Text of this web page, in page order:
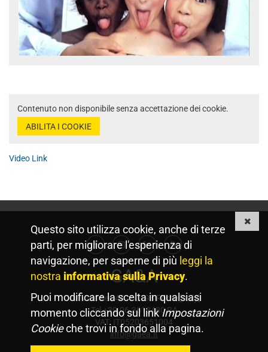
Contenuto non disponibile senza accettazione dei cookie.
ABILITA I COOKIE
Video Link
FacebookInstagramLinkedinYoutube
GA&A
Via Valadier, 44 - 00193 Rome [Italy]
Tel +39.06.3613480 RA
VAT: IT05203651004
info@gaea.it
Questo sito utilizza cookie, anche di terze
parti, per migliorare l'esperienza di
navigazione, per saperne di più leggi la
nostrainformativa sulla Privacy.
Puoi modificare la scelta in qualsiasi
momento cliccando sul linkImpostazioni
Cookieche trovi in fondo alla pagina.